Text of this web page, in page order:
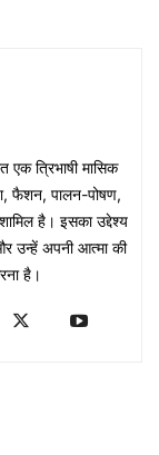
एक त्रिभाषी मासिक
फैशन, पालन-पोषण,
है। इसका उद्देश्य
उन्हें अपनी आत्मा की
है।